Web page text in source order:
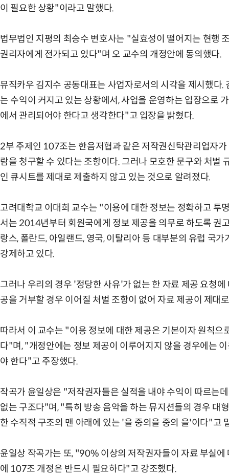
이 필요한 상황"이라고 말했다.
법무법인 지평의 최승수 변호사는 "실효성이 떨어지는 현행
권리자에게 전가되고 있다"며 오 교수의 개정안에 동의했다.
뮤직카우 김지수 공동대표는 사업자로서의 시각을 제시했다
는 수익이 커지고 있는 상황에서, 사업을 운영하는 입장으로
에서 관리되어야 한다고 생각한다"고 입장을 밝혔다.
2부 주제인 107조는 한음저협과 같은 저작권신탁관리업자
람을 청구할 수 있다는 조항이다. 그러나 모호한 문구와 처벌
인 큐시트를 제대로 제출하지 않고 있는 것으로 알려졌다.
고려대학교 이대희 교수는 "이용에 대한 정보는 정확하고 투
서는 2014년부터 회원국에게 정보 제공을 의무로 하도록 권
랑스, 폴란드, 아일랜드, 영국, 이탈리아 등 대부분의 유럽 국
강제하고 있다.
그러나 우리의 경우 '정당한 사유'가 없는 한 자료 제공 요청
공을 거부할 경우 이어질 처벌 조항이 없어 자료 제공이 제대
따라서 이 교수는 "이용 정보에 대한 제공은 기본이자 원칙으
다"며, "개정안에는 정보 제공이 이루어지지 않을 경우에는
야 한다"고 주장했다.
작곡가 윤일상은 "저작권자들은 실적을 내야 수익이 따르는
없는 구조다"며, "특히 방송 음악을 하는 뮤지션들의 경우 대
한 수직적 구조의 맨 아래에 있는 '을 중의을 중의 을'이다"고
윤일상 작곡가는 또, "90% 이상의 저작권자들이 자료 부실
에 107조 개정은 반드시 필요하다"고 강조했다.